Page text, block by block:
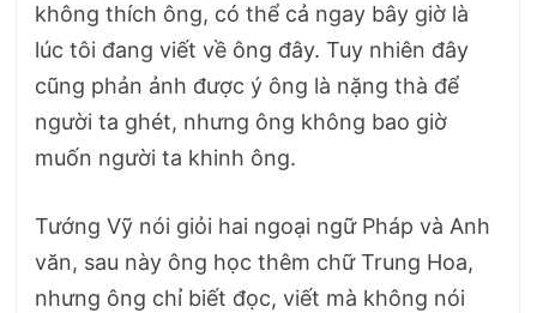
không thích ông, có thể cả ngay bây giờ là
lúc tôi đang viết về ông đây. Tuy nhiên đây
cũng phản ảnh được ý ông là nặng thà để
người ta ghét, nhưng ông không bao giờ
muốn người ta khinh ông.
Tướng Vỹ nói giỏi hai ngoại ngữ Pháp và Anh
văn, sau này ông học thêm chữ Trung Hoa,
nhưng ông chỉ biết đọc, viết mà không nói